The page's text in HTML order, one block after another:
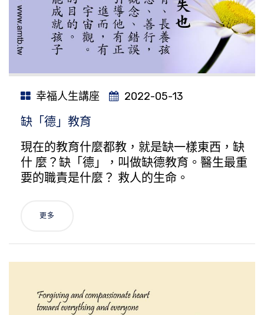
幸福人生講座 2022-05-13
缺「德」教育
現在的教育什麼都教，就是缺一樣東西，缺
什 麼？缺「德」，叫做缺德教育。醫生最重
要的職責是什麼？ 救人的生命。
更多